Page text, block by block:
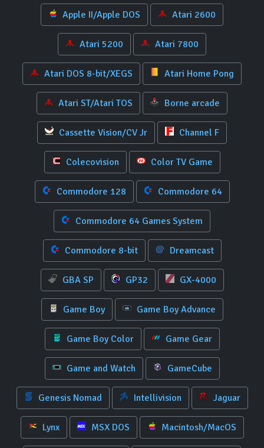
Apple II/Apple DOS Atari 2600
Atari 5200 Atari 7800
Atari DOS 8-bit/XEGS Atari Home Pong
Atari ST/Atari TOS Borne arcade
Cassette Vision/CV Jr Channel F
Colecovision Color TV Game
Commodore 128 Commodore 64
Commodore 64 Games System
Commodore 8-bit Dreamcast
GBA SP GP32 GX-4000
Game Boy Game Boy Advance
Game Boy Color Game Gear
Game and Watch GameCube
Genesis Nomad Intellivision Jaguar
Lynx MSX DOS Macintosh/MacOS